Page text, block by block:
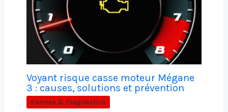
Voyant risque casse moteur Mégane
3 : causes, solutions et prévention
Pannes & Diagnostics